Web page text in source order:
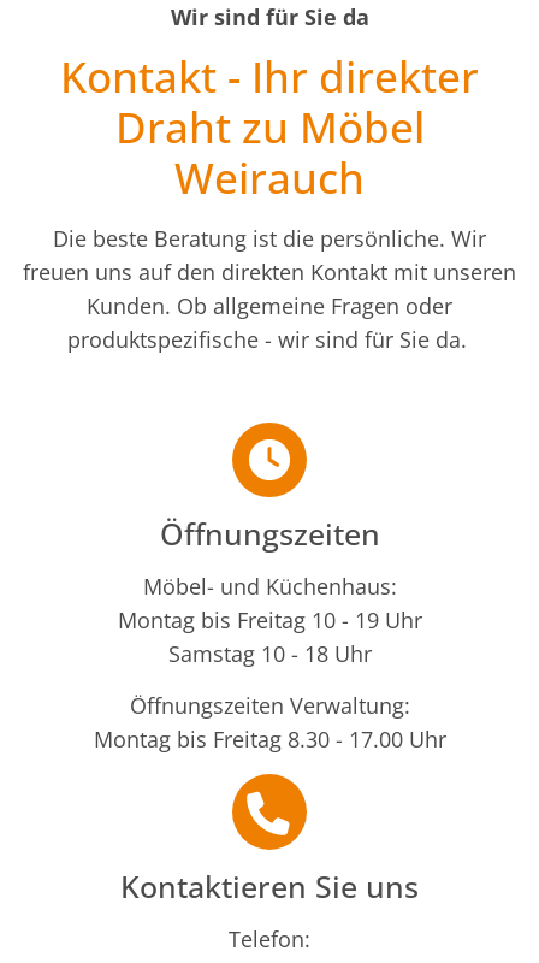
Wir sind für Sie da
Kontakt - Ihr direkter
Draht zu Möbel
Weirauch
Die beste Beratung ist die persönliche. Wir
freuen uns auf den direkten Kontakt mit unseren
Kunden. Ob allgemeine Fragen oder
produktspezifische - wir sind für Sie da.
Öffnungszeiten
Möbel- und Küchenhaus:
Montag bis Freitag 10 - 19 Uhr
Samstag 10 - 18 Uhr
Öffnungszeiten Verwaltung:
Montag bis Freitag 8.30 - 17.00 Uhr
Kontaktieren Sie uns
Telefon: